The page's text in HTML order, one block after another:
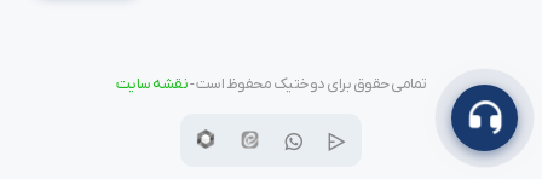
تمامی حقوق برای دوختیک محفوظ است -نقشه سایت